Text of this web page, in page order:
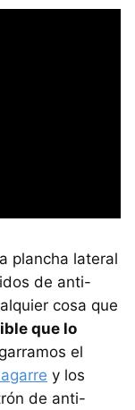
plancha lateral
de anti-
cosa que
que lo
el
y los
de anti-